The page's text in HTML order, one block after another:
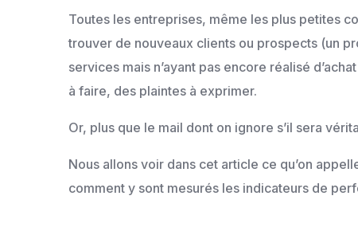
Toutes les entreprises, même les plus petites
trouver de nouveaux clients ou prospects (un
services mais n’ayant pas encore réalisé
à faire, des plaintes à exprimer.
Or, plus que le mail dont on ignore s’il sera
Nous allons voir dans cet article ce qu’on
comment y sont mesurés les indicateurs de